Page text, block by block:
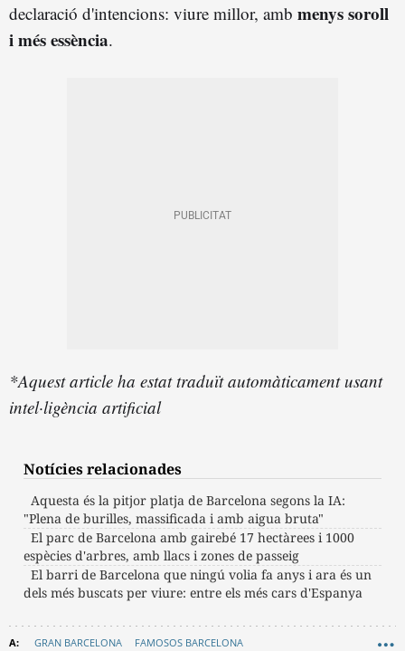
declaració d'intencions: viure millor, amb menys soroll
i més essència.
*Aquest article ha estat traduït automàticament usant
intel·ligència artificial
Notícies relacionades
Aquesta és la pitjor platja de Barcelona segons la IA:
"Plena de burilles, massificada i amb aigua bruta"
El parc de Barcelona amb gairebé 17 hectàrees i 1000
espècies d'arbres, amb llacs i zones de passeig
El barri de Barcelona que ningú volia fa anys i ara és un
dels més buscats per viure: entre els més cars d'Espanya
GRAN BARCELONA FAMOSOS BARCELONA